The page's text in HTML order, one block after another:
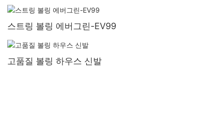
스트링 볼링 에버그린-EV99
고품질 볼링 하우스 신발